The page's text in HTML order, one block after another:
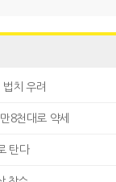
치 우려
8천대로 약세
탄다